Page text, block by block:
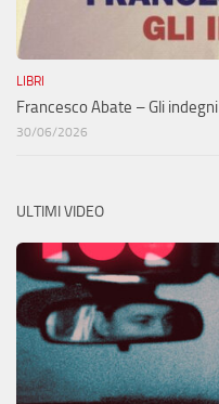
LIBRI
Francesco Abate – Gli indegni
30/06/2026
ULTIMI VIDEO